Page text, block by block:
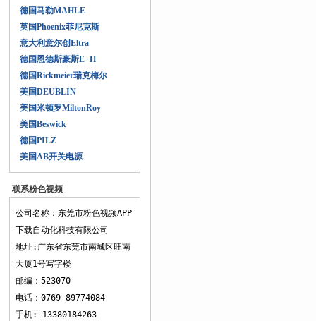
德国马勒MAHLE
英国Phoenix菲尼克斯
意大利意尔创Eltra
德国恩德斯豪斯E+H
德国Rickmeier瑞克梅尔
美国DEUBLIN
美国米顿罗MiltonRoy
美国Beswick
德国PILZ
美国AB开关电源
联系粉色视频
APP下载
公司名称：东莞市粉色视频APP
下载自动化科技有限公司
地址:广东省东莞市南城区旺南
大厦1号写字楼
邮编：523070
电话：0769-89774084
手机: 13380184263